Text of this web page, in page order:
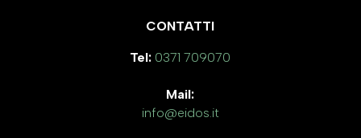
CONTATTI
Tel: 0371 709070
Mail:
info@eidos.it